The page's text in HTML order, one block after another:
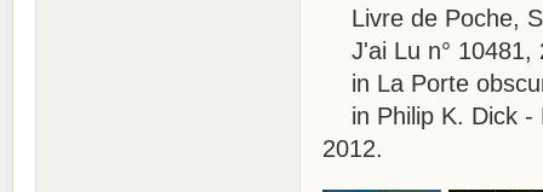
Livre de Poche,
J'ai Lu n° 10481,
in La Porte
in Philip K. Dick -
2012.